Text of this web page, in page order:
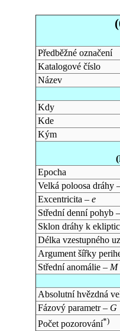
Předběžné označení
Katalogové číslo
Název
Kdy
Kde
Kým
Epocha
Velká poloosa dráhy
Excentricita – e
Střední denní pohyb –
Sklon dráhy k
Délka vzestupného
Argument šířky
Střední anomálie – M
Absolutní hvězdná
Fázový parametr – G
Počet pozorování*)